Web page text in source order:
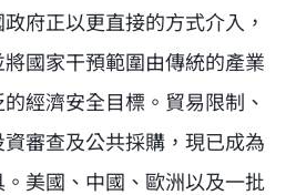
府正以更直接的方式介入，
國家干預範圍由傳統的產業
經濟安全目標。貿易限制、
審查及公共採購，現已成為
美國、中國、歐洲以及一批